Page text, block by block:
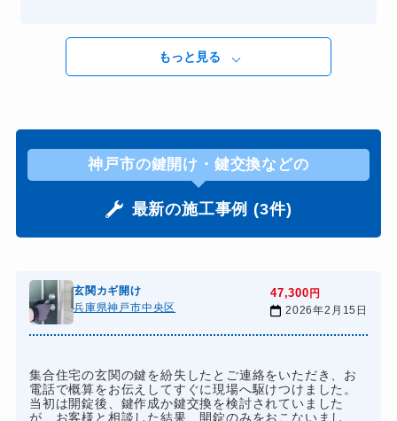
もっと見る
神戸市の鍵開け・鍵交換などの
最新の施工事例 (3件)
玄関カギ開け
兵庫県神戸市中央区
47,300 円
2026年2月15日
集合住宅の玄関の鍵を紛失したとご連絡をいただき、お
電話で概算をお伝えしてすぐに現場へ駆けつけました。
当初は開錠後、鍵作成か鍵交換を検討されていました
が、お客様と相談した結果、開錠のみをおこないまし